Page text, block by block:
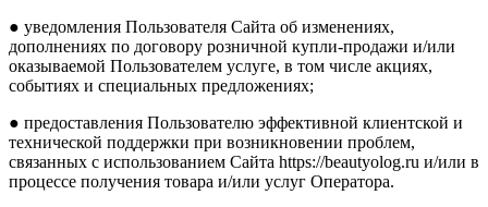
● уведомления Пользователя Сайта об изменениях,
дополнениях по договору розничной купли-продажи и/или
оказываемой Пользователем услуге, в том числе акциях,
событиях и специальных предложениях;
● предоставления Пользователю эффективной клиентской и
технической поддержки при возникновении проблем,
связанных с использованием Сайта https://beautyolog.ru и/или в
процессе получения товара и/или услуг Оператора.